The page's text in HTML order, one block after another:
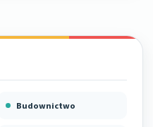
Budownictwo